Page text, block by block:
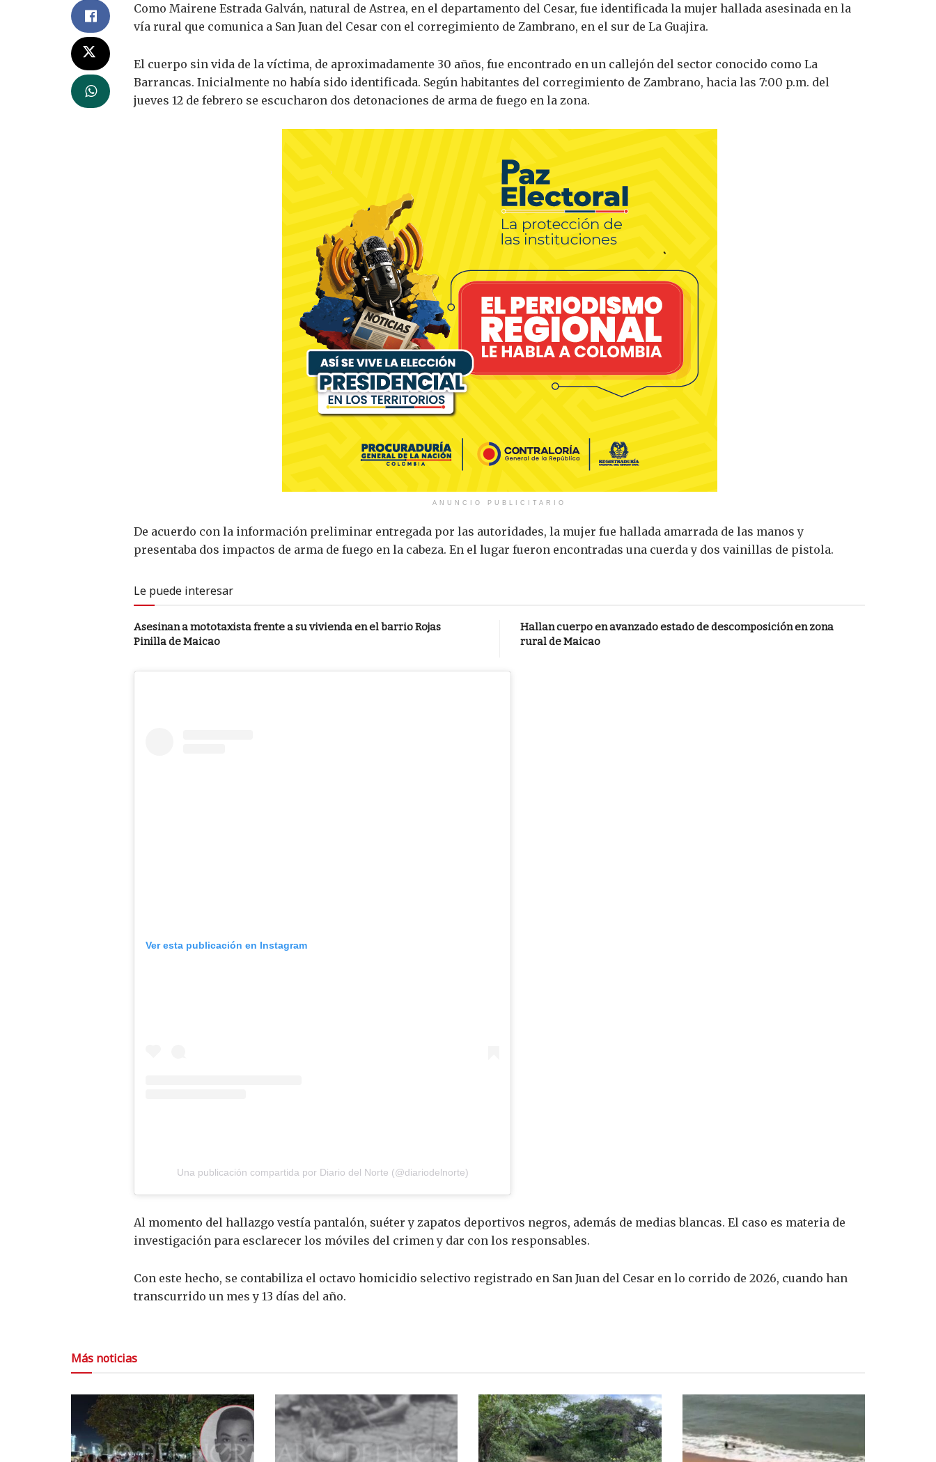
Como Mairene Estrada Galván, natural de Astrea, en el departamento del Cesar, fue identificada la mujer hallada asesinada en la
vía rural que comunica a San Juan del Cesar con el corregimiento de Zambrano, en el sur de La Guajira.
El cuerpo sin vida de la víctima, de aproximadamente 30 años, fue encontrado en un callejón del sector conocido como La
Barrancas. Inicialmente no había sido identificada. Según habitantes del corregimiento de Zambrano, hacia las 7:00 p.m. del
jueves 12 de febrero se escucharon dos detonaciones de arma de fuego en la zona.
ANUNCIO PUBLICITARIO
De acuerdo con la información preliminar entregada por las autoridades, la mujer fue hallada amarrada de las manos y
presentaba dos impactos de arma de fuego en la cabeza. En el lugar fueron encontradas una cuerda y dos vainillas de pistola.
Le puede interesar
Asesinan a mototaxista frente a su vivienda en el barrio Rojas
Pinilla de Maicao
Hallan cuerpo en avanzado estado de descomposición en zona
rural de Maicao
Ver esta publicación en Instagram
Una publicación compartida por Diario del Norte (@diariodelnorte)
Al momento del hallazgo vestía pantalón, suéter y zapatos deportivos negros, además de medias blancas. El caso es materia de
investigación para esclarecer los móviles del crimen y dar con los responsables.
Con este hecho, se contabiliza el octavo homicidio selectivo registrado en San Juan del Cesar en lo corrido de 2026, cuando han
transcurrido un mes y 13 días del año.
Más noticias